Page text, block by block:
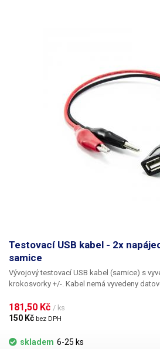
Testovací USB kabel - 2x
samice
Vývojový testovací USB kabel (samice) s
krokosvorky +/-. Kabel nemá vyvedeny
181,50 Kč / ks
150 Kč bez DPH
skladem 6-25 ks